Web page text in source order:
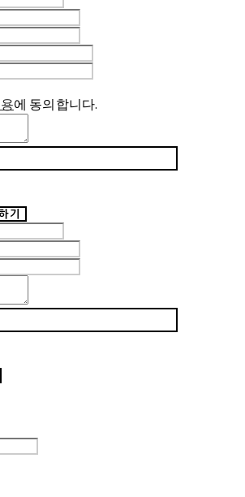
에 동의합니다.
기